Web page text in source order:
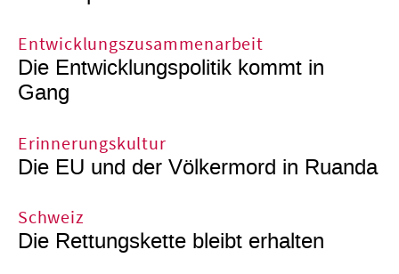
Entwicklungszusammenarbeit
Die Entwicklungspolitik kommt in
Gang
Erinnerungskultur
Die EU und der Völkermord in Ruanda
Schweiz
Die Rettungskette bleibt erhalten